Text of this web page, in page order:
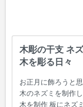
木彫の干支 ネ
木を彫る日々
お正月に飾ろうと
木のネズミを制作
木を制作 板にネズ